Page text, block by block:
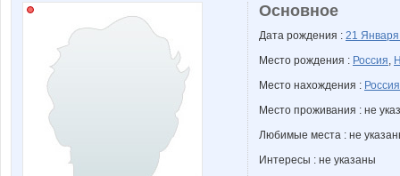
Основное
Дата рождения : 21
Место рождения : Россия,
Место нахождения : Россия
Место проживания : не
Любимые места : не
Интересы : не указаны